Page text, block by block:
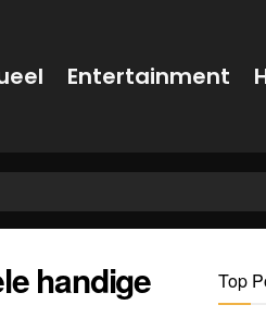
Entertainment
handige Top